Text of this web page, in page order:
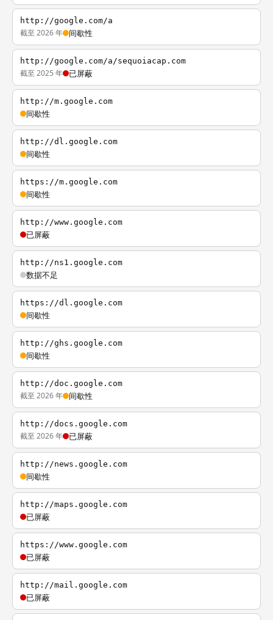
http://google.com/a
截至 2026 年 间歇性
http://google.com/a/sequoiacap.com
截至 2025 年 已屏蔽
http://m.google.com
间歇性
http://dl.google.com
间歇性
https://m.google.com
间歇性
http://www.google.com
已屏蔽
http://ns1.google.com
数据不足
https://dl.google.com
间歇性
http://ghs.google.com
间歇性
http://doc.google.com
截至 2026 年 间歇性
http://docs.google.com
截至 2026 年 已屏蔽
http://news.google.com
间歇性
http://maps.google.com
已屏蔽
https://www.google.com
已屏蔽
http://mail.google.com
已屏蔽